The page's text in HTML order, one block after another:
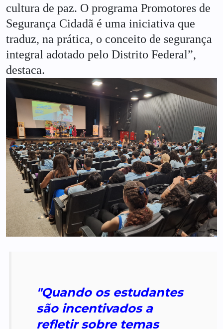
cultura de paz. O programa Promotores de
Segurança Cidadã é uma iniciativa que
traduz, na prática, o conceito de segurança
integral adotado pelo Distrito Federal”,
destaca.
"Quando os estudantes
são incentivados a
refletir sobre temas